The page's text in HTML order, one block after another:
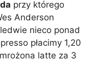
przy którego
Anderson
nieco ponad
płacimy 1,20
latte za 3